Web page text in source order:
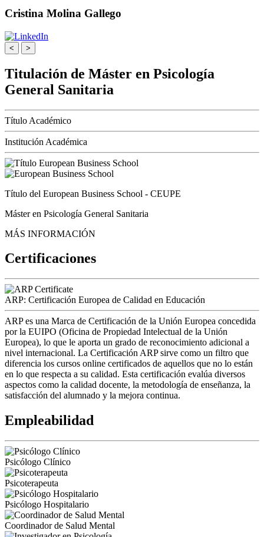
Cristina Molina Gallego
< >
Titulación de Máster en Psicología
General Sanitaria
Título Académico
Institución Académica
Título del European Business School - CEUPE
Máster en Psicología General Sanitaria
MÁS INFORMACIÓN
Certificaciones
ARP: Certificación Europea de Calidad en Educación
ARP es una Marca de Certificación de la Unión Europea concedida
por la EUIPO (Oficina de Propiedad Intelectual de la Unión
Europea), lo que le aporta un grado de reconocimiento adicional a
nivel internacional. La Certificación ARP sirve como un filtro que
diferencia los cursos online certificados de aquellos que no lo están
en lo que respecta a su calidad. Esta certificación evalúa diversos
aspectos como la calidad docente, la metodología de enseñanza, la
satisfacción del alumnado y la mejora continua.
Empleabilidad
Psicólogo Clínico
Psicoterapeuta
Psicólogo Hospitalario
Coordinador de Salud Mental